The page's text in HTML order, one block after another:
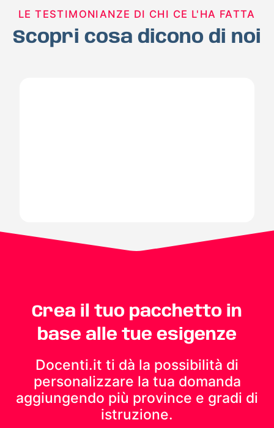
LE TESTIMONIANZE DI CHI CE L'HA FATTA
Scopri cosa dicono di noi
Crea il tuo pacchetto in
base alle tue esigenze
Docenti.it ti dà la possibilità di
personalizzare la tua domanda
aggiungendo più province e gradi di
istruzione.